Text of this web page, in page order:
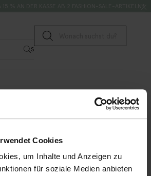
Cookies
um Inhalte und Anzeigen zu
für soziale Medien anbieten
Suche senden
Suche